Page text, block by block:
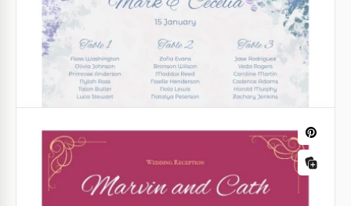
Si on devait noter les menus de Noël les plus beaux,
celui-ci remporterait certainement la palme.
Regardez le mignon Père Noël au milieu.
Annonces de classe